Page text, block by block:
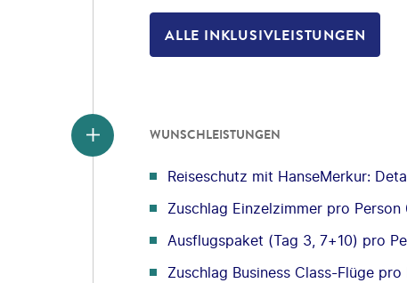
ALLE INKLUSIVLEISTUNGEN
WUNSCHLEISTUNGEN
Reiseschutz mit HanseMerkur:
Zuschlag Einzelzimmer pro Person
Ausflugspaket (Tag 3, 7+10) pro
Zuschlag Business Class-Flüge